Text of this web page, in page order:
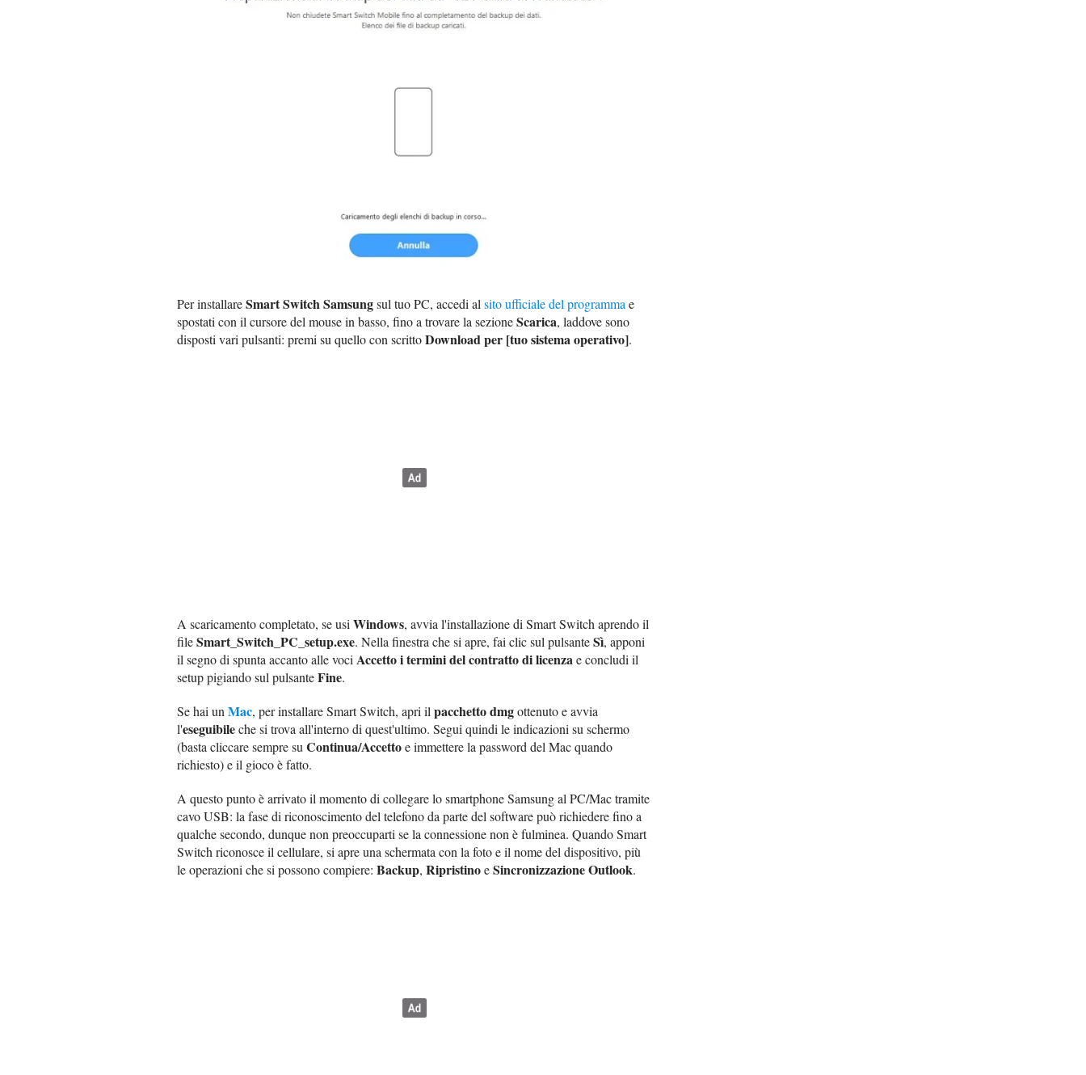
Per installareSmart Switch Samsungsul tuo PC, accedi alsito ufficiale del programmae
spostati con il cursore del mouse in basso, fino a trovare la sezioneScarica, laddove sono
disposti vari pulsanti: premi su quello con scrittoDownload per [tuo sistema operativo].
A scaricamento completato, se usiWindows, avvia l'installazione di Smart Switch aprendo il
fileSmart_Switch_PC_setup.exe. Nella finestra che si apre, fai clic sul pulsanteSì, apponi
il segno di spunta accanto alle vociAccetto i termini del contratto di licenzae concludi il
setup pigiando sul pulsanteFine.
Se hai unMac, per installare Smart Switch, apri ilpacchetto dmgottenuto e avvia
l'eseguibileche si trova all'interno di quest'ultimo. Segui quindi le indicazioni su schermo
(basta cliccare sempre suContinua/Accettoe immettere la password del Mac quando
richiesto) e il gioco è fatto.
A questo punto è arrivato il momento di collegare lo smartphone Samsung al PC/Mac tramite
cavo USB: la fase di riconoscimento del telefono da parte del software può richiedere fino a
qualche secondo, dunque non preoccuparti se la connessione non è fulminea. Quando Smart
Switch riconosce il cellulare, si apre una schermata con la foto e il nome del dispositivo, più
le operazioni che si possono compiere: Backup, RipristinoeSincronizzazione Outlook.